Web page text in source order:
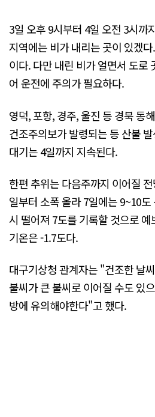
3일 오후 9시부터 4일 오전 3시까
지역에는 비가 내리는 곳이 있겠
이다. 다만 내린 비가 얼면서 도로
어 운전에 주의가 필요하다.
영덕, 포항, 경주, 울진 등 경북 동
건조주의보가 발령되는 등 산불
대기는 4일까지 지속된다.
한편 추위는 다음주까지 이어질
일부터 소폭 올라 7일에는 9~10
시 떨어져 7도를 기록할 것으로
기온은 -1.7도다.
대구기상청 관계자는 "건조한 날
불씨가 큰 불씨로 이어질 수도 있
방에 유의해야한다"고 했다.